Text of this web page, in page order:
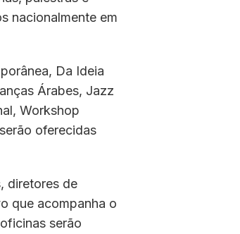
nacionalmente em
Da Ideia
Árabes, Jazz
Workshop
oferecidas
diretores de
que acompanha o
serão